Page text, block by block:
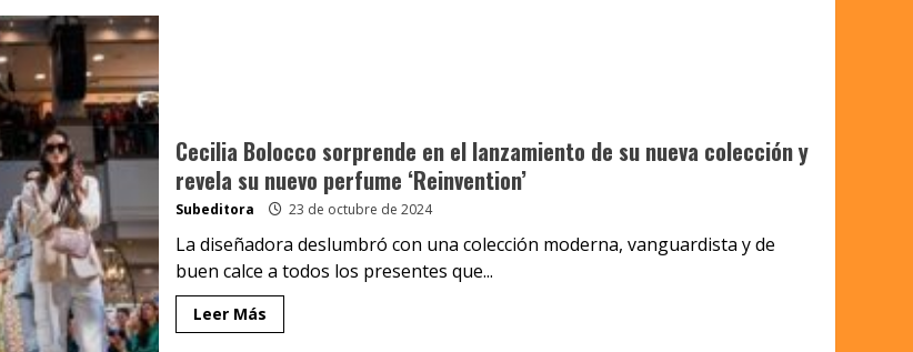
Cecilia Bolocco sorprende en el lanzamiento de su nueva colección y
revela su nuevo perfume ‘Reinvention’
Subeditora 23 de octubre de 2024
La diseñadora deslumbró con una colección moderna, vanguardista y de
buen calce a todos los presentes que...
Leer Más